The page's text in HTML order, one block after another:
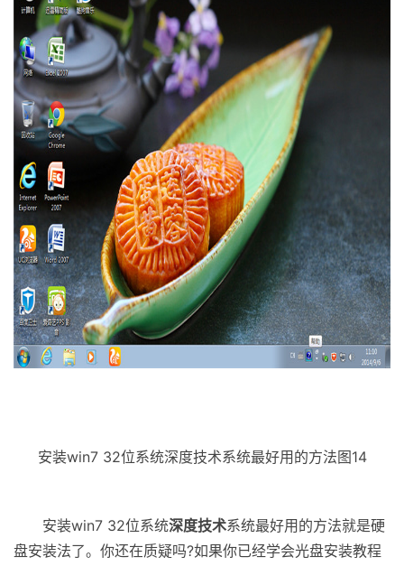
安装win7 32位系统深度技术系统最好用的方法图14
安装win7 32位系统深度技术系统最好用的方法就是硬
盘安装法了。你还在质疑吗?如果你已经学会光盘安装教程